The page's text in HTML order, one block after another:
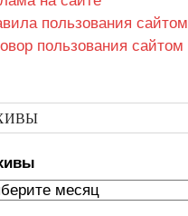
пользования сайтом
пользования сайтом